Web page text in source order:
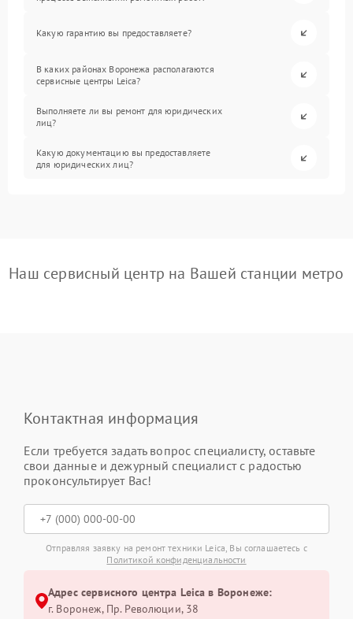
Какую гарантию вы предоставляете?
В каких районах Воронежа располагаются
сервисные центры Leica?
Выполняете ли вы ремонт для юридических
лиц?
Какую документацию вы предоставляете
для юридических лиц?
Наш сервисный центр на Вашей станции метро
Контактная информация
Если требуется задать вопрос специалисту, оставьте
свои данные и дежурный специалист с радостью
проконсультирует Вас!
Отправляя заявку на ремонт техники Leica, Вы соглашаетесь с
Политикой конфиденциальности
Адрес сервисного центра Leica в Воронеже:
г. Воронеж, Пр. Революции, 38